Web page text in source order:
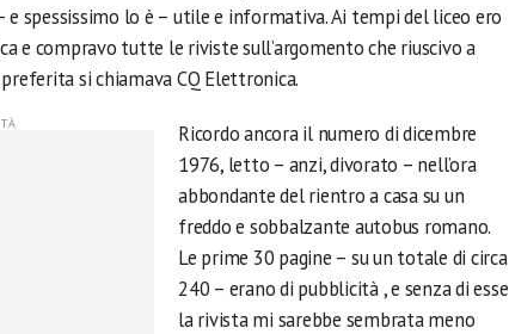
spessissimo lo è – utile e informativa. Ai tempi del liceo ero
e compravo tutte le riviste sull’argomento che riuscivo a
si chiamava CQ Elettronica.
Ricordo ancora il numero di dicembre
1976, letto – anzi, divorato – nell’ora
abbondante del rientro a casa su un
freddo e sobbalzante autobus romano.
Le prime 30 pagine – su un totale di circa
240 – erano di pubblicità , e senza di esse
la rivista mi sarebbe sembrata meno